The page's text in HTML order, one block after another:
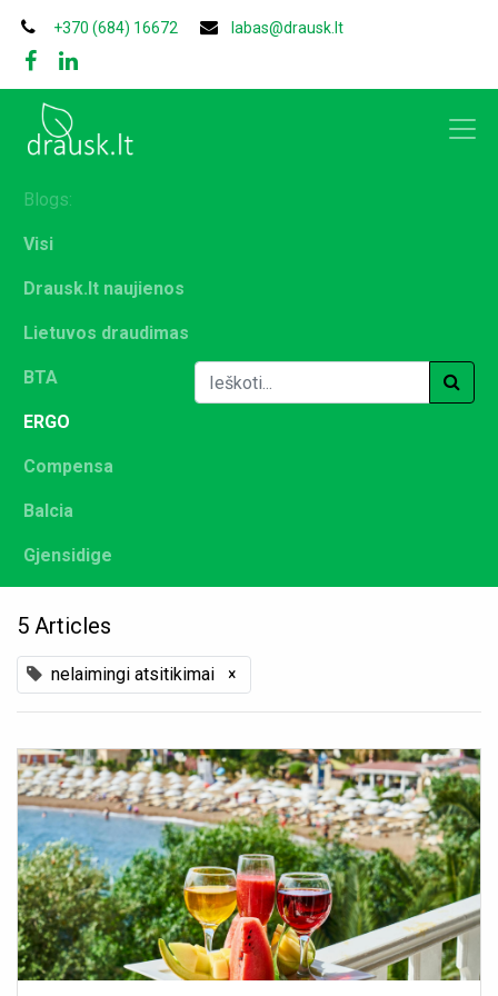
+370 (684) 16672 labas@drausk.lt
Blogs:
Visi
Drausk.lt naujienos
Lietuvos draudimas
BTA
ERGO
Compensa
Balcia
Gjensidige
5 Articles
nelaimingi atsitikimai ×